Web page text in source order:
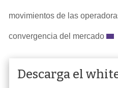
movimientos de las
convergencia del mercado
Descarga el